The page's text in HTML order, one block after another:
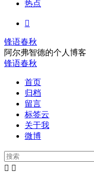
热点

锋语春秋
阿尔弗智德的个人博客
锋语春秋
首页
归档
留言
标签云
关于我
微博
 